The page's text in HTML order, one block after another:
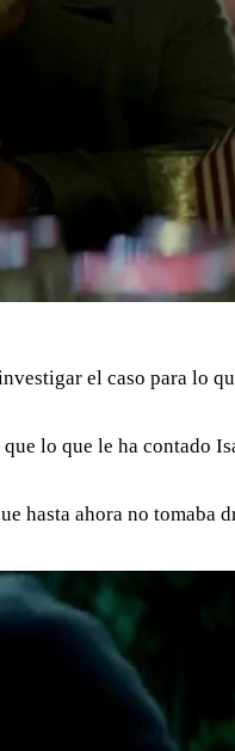
el caso para lo
lo que le ha contado
hasta ahora no tomaba